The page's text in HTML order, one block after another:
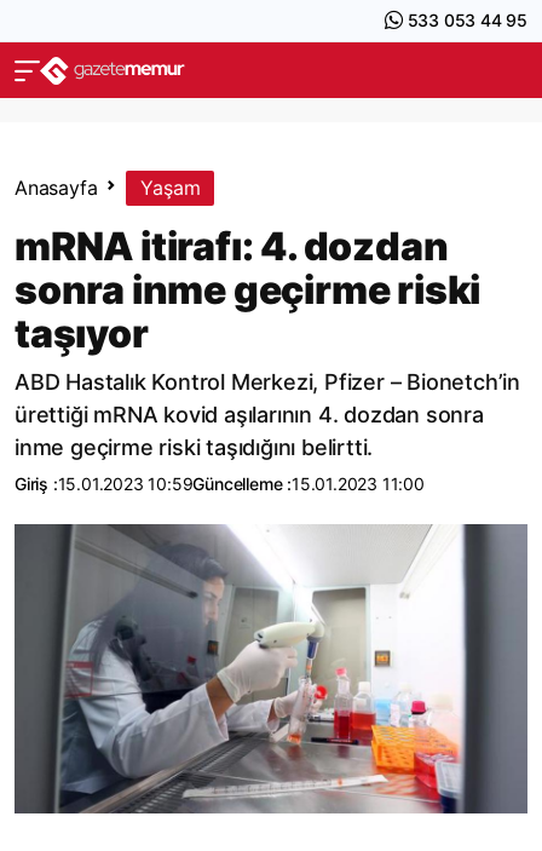
533 053 44 95
Anasayfa Yaşam
mRNA itirafı: 4. dozdan
sonra inme geçirme riski
taşıyor
ABD Hastalık Kontrol Merkezi, Pfizer – Bionetch’in
ürettiği mRNA kovid aşılarının 4. dozdan sonra
inme geçirme riski taşıdığını belirtti.
Giriş :15.01.2023 10:59Güncelleme :15.01.2023 11:00